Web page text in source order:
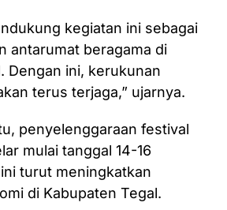
kegiatan ini sebagai
antarumat beragama di
Dengan ini, kerukunan
terus terjaga,” ujarnya.
penyelenggaraan festival
mulai tanggal 14-16
turut meningkatkan
di Kabupaten Tegal.